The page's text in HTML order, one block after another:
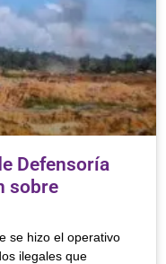
Defensoría
sobre
se hizo el operativo
ilegales que